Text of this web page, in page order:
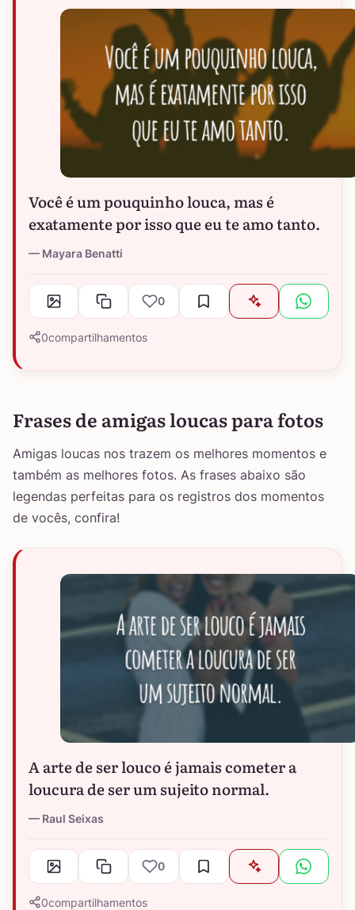
Você é um pouquinho louca, mas é
exatamente por isso que eu te amo tanto.
Mayara Benatti
0
0compartilhamentos
Frases de amigas loucas para fotos
Amigas loucas nos trazem os melhores momentos e
também as melhores fotos. As frases abaixo são
legendas perfeitas para os registros dos momentos
de vocês, confira!
A arte de ser louco é jamais cometer a
loucura de ser um sujeito normal.
Raul Seixas
0
0compartilhamentos